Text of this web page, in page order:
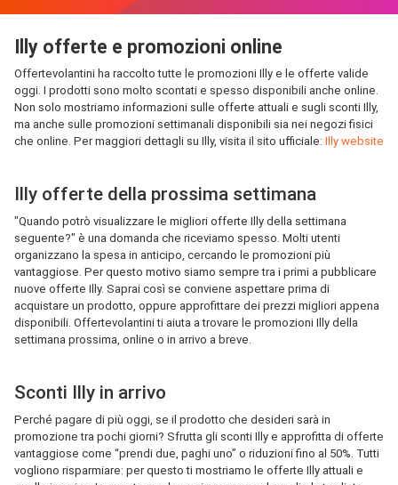
Illy offerte e promozioni online
Offertevolantini ha raccolto tutte le promozioni Illy e le offerte valide
oggi. I prodotti sono molto scontati e spesso disponibili anche online.
Non solo mostriamo informazioni sulle offerte attuali e sugli sconti Illy,
ma anche sulle promozioni settimanali disponibili sia nei negozi fisici
che online. Per maggiori dettagli su Illy, visita il sito ufficiale: Illy website
Illy offerte della prossima settimana
"Quando potrò visualizzare le migliori offerte Illy della settimana
seguente?" è una domanda che riceviamo spesso. Molti utenti
organizzano la spesa in anticipo, cercando le promozioni più
vantaggiose. Per questo motivo siamo sempre tra i primi a pubblicare
nuove offerte Illy. Saprai così se conviene aspettare prima di
acquistare un prodotto, oppure approfittare dei prezzi migliori appena
disponibili. Offertevolantini ti aiuta a trovare le promozioni Illy della
settimana prossima, online o in arrivo a breve.
Sconti Illy in arrivo
Perché pagare di più oggi, se il prodotto che desideri sarà in
promozione tra pochi giorni? Sfrutta gli sconti Illy e approfitta di offerte
vantaggiose come “prendi due, paghi uno” o riduzioni fino al 50%. Tutti
vogliono risparmiare: per questo ti mostriamo le offerte Illy attuali e